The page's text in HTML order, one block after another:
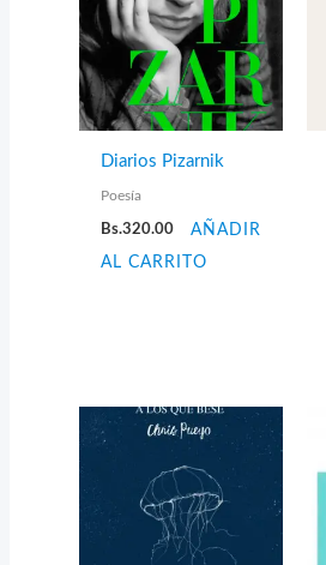
Diarios Pizarnik
Poesía
Bs.320.00
AÑADIR
AL CARRITO